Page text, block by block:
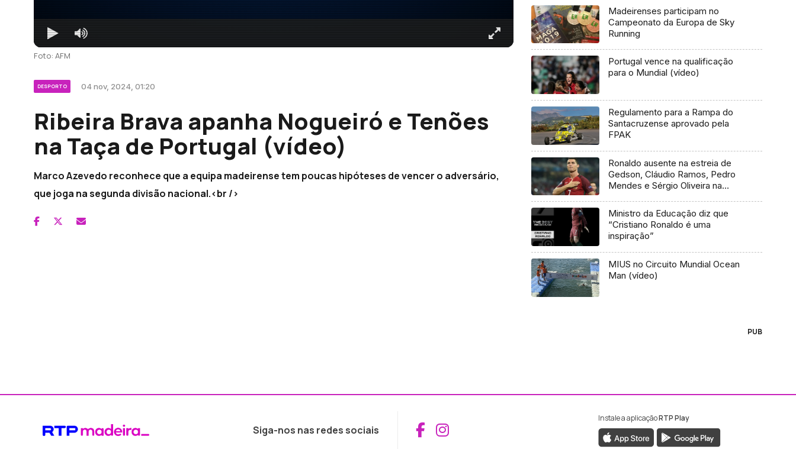
Foto: AFM
DESPORTO 04 nov, 2024, 01:20
Ribeira Brava apanha Nogueiró e Tenões
na Taça de Portugal (vídeo)
Marco Azevedo reconhece que a equipa madeirense tem poucas hipóteses de vencer o adversário,
que joga na segunda divisão nacional.<br />
Madeirenses participam no
Campeonato da Europa de Sky
Running
Portugal vence na qualificação
para o Mundial (vídeo)
Regulamento para a Rampa do
Santacruzense aprovado pela
FPAK
Ronaldo ausente na estreia de
Gedson, Cláudio Ramos, Pedro
Mendes e Sérgio Oliveira na
Ministro da Educação diz que
“Cristiano Ronaldo é uma
inspiração”
MIUS no Circuito Mundial Ocean
Man (vídeo)
PUB
Siga-nos nas redes sociais Aceder ao Facebook da RTP Madeira
Aceder ao Instagram da RTP Madeira
Instale a aplicaçãoRTP Play